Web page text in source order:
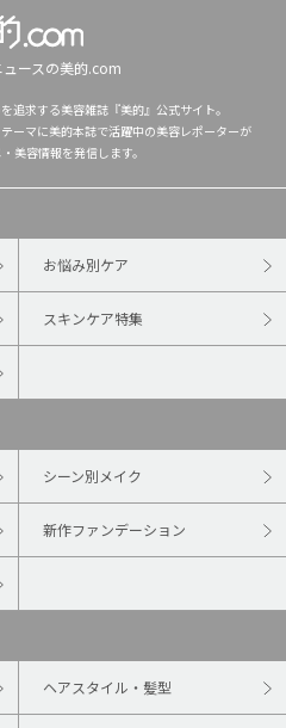
ースの美的.com
追求する美容雑誌『美的』公式サイト。
ーマに美的本誌で活躍中の美容レポーターが
美容情報を発信します。
お悩み別ケア
スキンケア特集
シーン別メイク
新作ファンデーション
ヘアスタイル・髪型